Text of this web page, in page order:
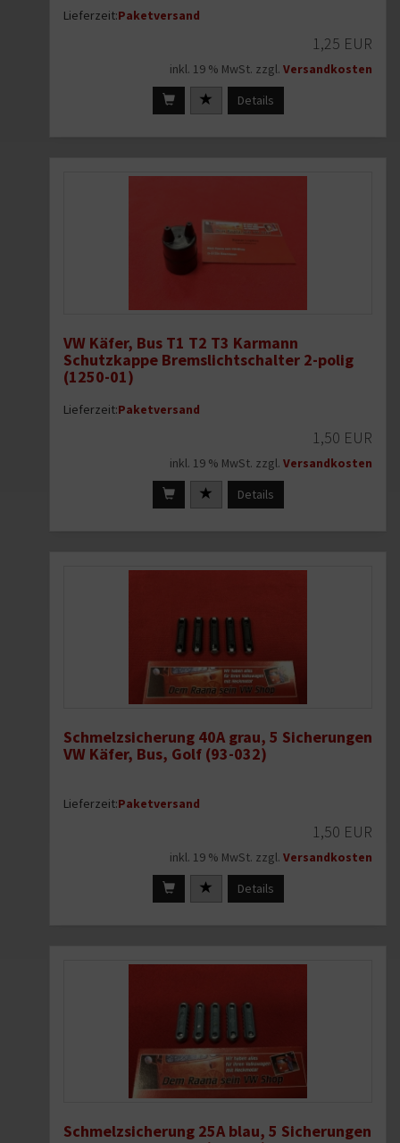
Lieferzeit:Paketversand
1,25 EUR
inkl. 19 % MwSt. zzgl. Versandkosten
Details
VW Käfer, Bus T1 T2 T3 Karmann
Schutzkappe Bremslichtschalter 2-polig
(1250-01)
Lieferzeit:Paketversand
1,50 EUR
inkl. 19 % MwSt. zzgl. Versandkosten
Details
Schmelzsicherung 40A grau, 5 Sicherungen
VW Käfer, Bus, Golf (93-032)
Lieferzeit:Paketversand
1,50 EUR
inkl. 19 % MwSt. zzgl. Versandkosten
Details
Schmelzsicherung 25A blau, 5 Sicherungen